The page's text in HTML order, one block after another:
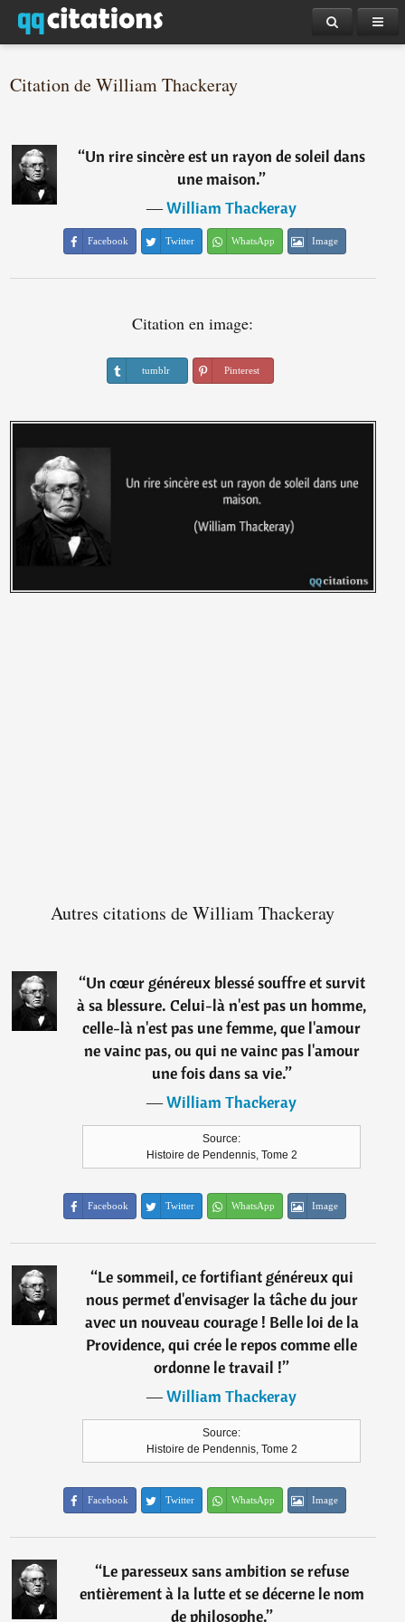
Citation de William Thackeray
“Un rire sincère est un rayon de soleil dans
une maison.”
―William Thackeray
Facebook Twitter WhatsApp Image
Citation en image:
tumblr Pinterest
Autres citations de William Thackeray
“Un cœur généreux blessé souffre et survit
à sa blessure. Celui-là n'est pas un homme,
celle-là n'est pas une femme, que l'amour
ne vainc pas, ou qui ne vainc pas l'amour
une fois dans sa vie.”
―William Thackeray
Source:
Histoire de Pendennis, Tome 2
Facebook Twitter WhatsApp Image
“Le sommeil, ce fortifiant généreux qui
nous permet d'envisager la tâche du jour
avec un nouveau courage ! Belle loi de la
Providence, qui crée le repos comme elle
ordonne le travail !”
―William Thackeray
Source:
Histoire de Pendennis, Tome 2
Facebook Twitter WhatsApp Image
“Le paresseux sans ambition se refuse
entièrement à la lutte et se décerne le nom
de philosophe.”